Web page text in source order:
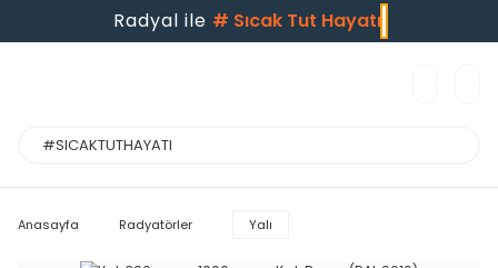
Radyal ile # Sıcak Tut Hayatı
Anasayfa Radyatörler Yalı